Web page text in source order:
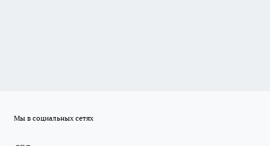
Мы в социальных сетях